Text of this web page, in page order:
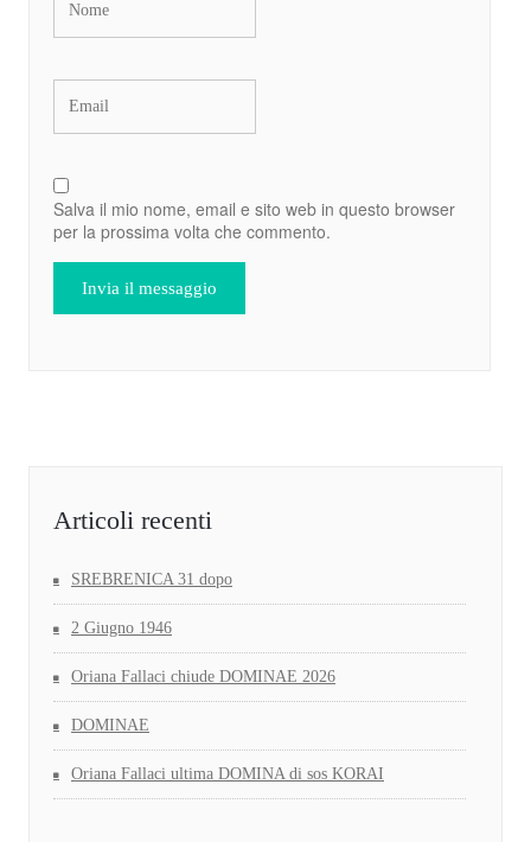
Salva il mio nome, email e sito web in questo browser
per la prossima volta che commento.
Articoli recenti
SREBRENICA 31 dopo
2 Giugno 1946
Oriana Fallaci chiude DOMINAE 2026
DOMINAE
Oriana Fallaci ultima DOMINA di sos KORAI